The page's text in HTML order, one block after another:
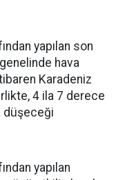
yapılan son
hava
Karadeniz
4 ila 7 derece
düşeceği
yapılan